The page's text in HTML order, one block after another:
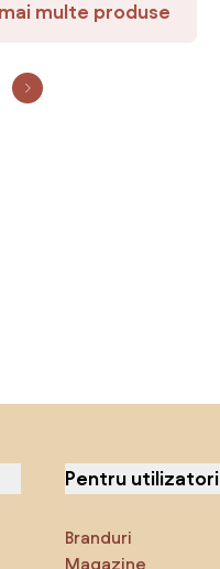
multe produse
Pentru utilizatori
Branduri
Magazine